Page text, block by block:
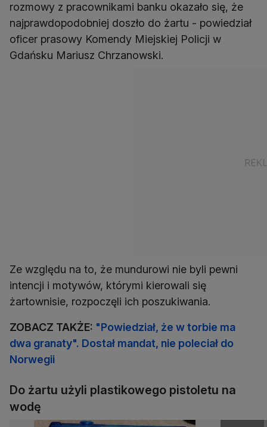
rozmowy z pracownikami banku okazało się, że
najprawdopodobniej doszło do żartu - powiedział
oficer prasowy Komendy Miejskiej Policji w
Gdańsku Mariusz Chrzanowski.
Ze względu na to, że mundurowi nie byli pewni
intencji i motywów, którymi kierowali się
żartownisie, rozpoczęli ich poszukiwania.
ZOBACZ TAKŻE: "Powiedział, że w torbie ma
dwa granaty". Dostał mandat, nie poleciał do
Norwegii
Do żartu użyli plastikowego pistoletu na
wodę